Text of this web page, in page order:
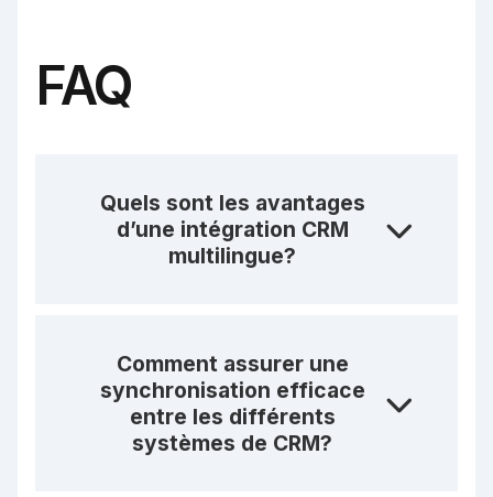
FAQ
Quels sont les avantages
d’une intégration CRM
multilingue?
Comment assurer une
synchronisation efficace
entre les différents
systèmes de CRM?